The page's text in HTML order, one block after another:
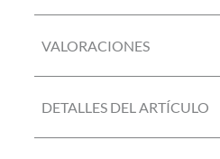
VALORACIONES
DETALLES DEL ARTÍCULO